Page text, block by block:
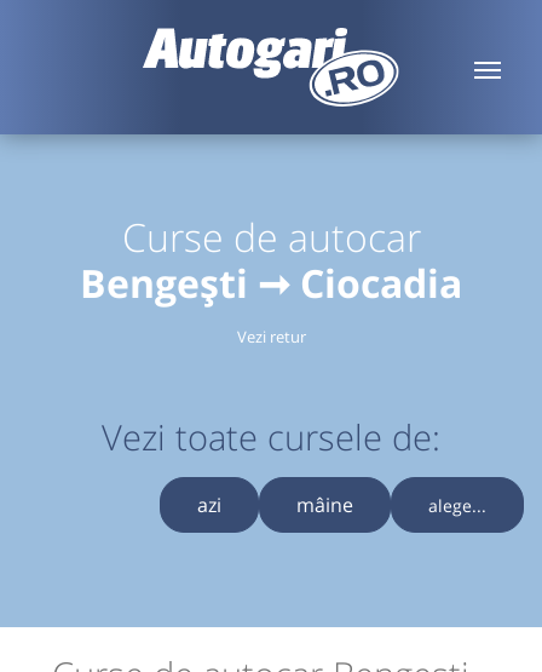
Curse de autocar
Bengești ➞ Ciocadia
Vezi retur
Vezi toate cursele de:
azi mâine alege...